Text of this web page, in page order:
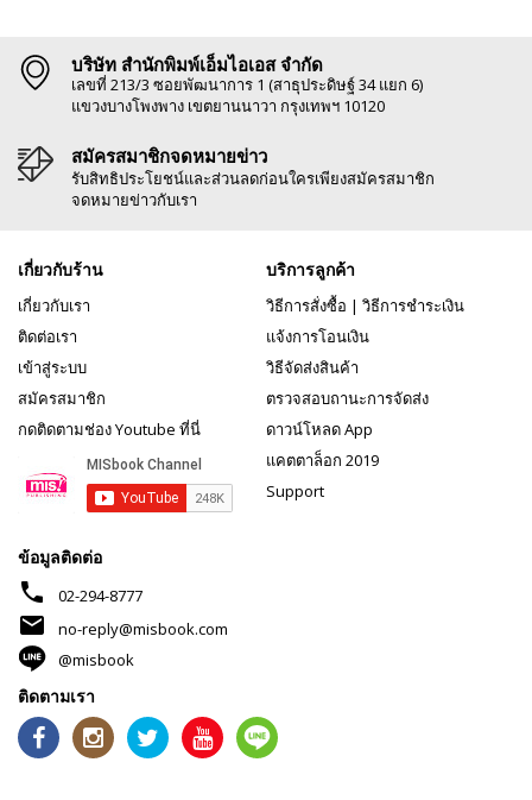
บริษัท สำนักพิมพ์เอ็มไอเอส จำกัด
เลขที่ 213/3 ซอยพัฒนาการ 1 (สาธุประดิษฐ์ 34 แยก 6)
แขวงบางโพงพาง เขตยานนาวา กรุงเทพฯ 10120
สมัครสมาชิกจดหมายข่าว
รับสิทธิประโยชน์และส่วนลดก่อนใครเพียงสมัครสมาชิก
จดหมายข่าวกับเรา
เกี่ยวกับร้าน
เกี่ยวกับเรา
ติดต่อเรา
เข้าสู่ระบบ
สมัครสมาชิก
กดติดตามช่อง Youtube ที่นี่
บริการลูกค้า
วิธีการสั่งซื้อ | วิธีการชำระเงิน
แจ้งการโอนเงิน
วิธีจัดส่งสินค้า
ตรวจสอบถานะการจัดส่ง
ดาวน์โหลด App
แคตตาล็อก 2019
Support
ข้อมูลติดต่อ
phone 02-294-8777
mail
no-reply@misbook.com
@misbook
ติดตามเรา